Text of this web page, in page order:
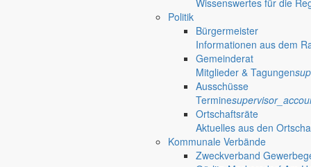
Wissenswertes für die
Politik
Bürgermeister
Informationen aus dem
Gemeinderat
Mitglieder & Tagungen
Ausschüsse
Termine
Ortschaftsräte
Aktuelles aus den
Kommunale Verbände
Zweckverband
Friedersdorfer Kultur und Feuerwehr e.V.